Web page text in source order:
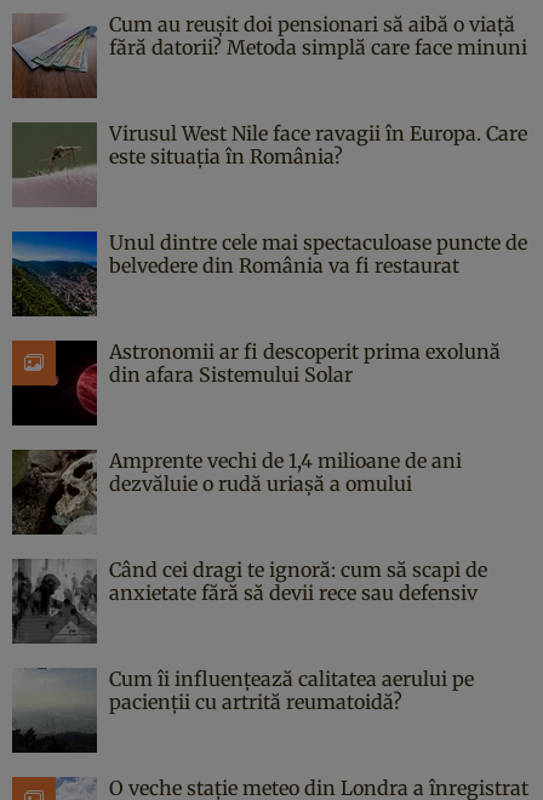
Cum au reușit doi pensionari să aibă o viață
fără datorii? Metoda simplă care face minuni
Virusul West Nile face ravagii în Europa. Care
este situația în România?
Unul dintre cele mai spectaculoase puncte de
belvedere din România va fi restaurat
Astronomii ar fi descoperit prima exolună
din afara Sistemului Solar
Amprente vechi de 1,4 milioane de ani
dezvăluie o rudă uriașă a omului
Când cei dragi te ignoră: cum să scapi de
anxietate fără să devii rece sau defensiv
Cum îi influențează calitatea aerului pe
pacienții cu artrită reumatoidă?
O veche stație meteo din Londra a înregistrat